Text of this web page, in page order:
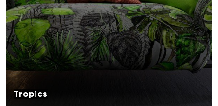
Tropics